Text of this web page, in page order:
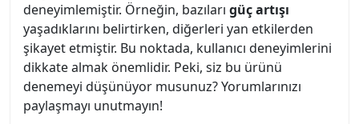
deneyimlemiştir. Örneğin, bazıları güç artışı
yaşadıklarını belirtirken, diğerleri yan etkilerden
şikayet etmiştir. Bu noktada, kullanıcı deneyimlerini
dikkate almak önemlidir. Peki, siz bu ürünü
denemeyi düşünüyor musunuz? Yorumlarınızı
paylaşmayı unutmayın!